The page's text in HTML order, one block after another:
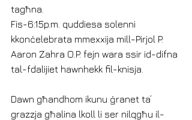
tagħna.
Fis-6:15p.m. quddiesa solenni
kkonċelebrata mmexxija mill-Pirjol P.
Aaron Zahra O.P. fejn wara ssir id-difna
tal-fdalijiet hawnhekk fil-knisja.
Dawn għandhom ikunu ġranet ta’
grazzja għalina lkoll li ser nilqgħu il-